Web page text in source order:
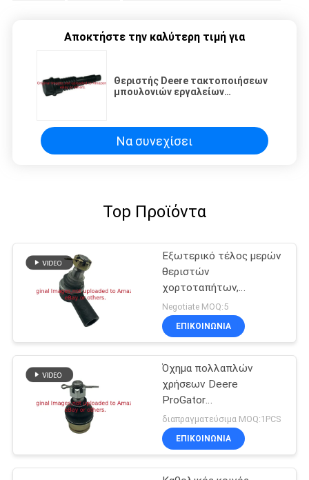
Αποκτήστε την καλύτερη τιμή για
Θεριστής Deere τακτοποιήσεων
μπουλονιών εργαλείων
Να συνεχίσει
Top Προϊόντα
Εξωτερικό τέλος μερών
θεριστών
χορτοταπήτων,
θεριστής Deere
τακτοποιήσεων
κυλίνδρων GTCA17297
Negotiate MOQ:5
ΕΠΙΚΟΙΝΩΝΊΑ
Όχημα πολλαπλών
χρήσεων Deere
ProGator
τακτοποιήσεων
ενώσεων σφαιρών
μερών θεριστών
διαπραγματεύσιμα MOQ:1PCS
ΕΠΙΚΟΙΝΩΝΊΑ